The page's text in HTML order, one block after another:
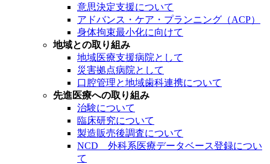
意思決定支援について
アドバンス・ケア・プランニング（ACP）
身体拘束最小化に向けて
地域との取り組み
地域医療支援病院として
災害拠点病院として
口腔管理と地域歯科連携について
先進医療への取り組み
治験について
臨床研究について
製造販売後調査について
NCD 外科系医療データベース登録につい
て